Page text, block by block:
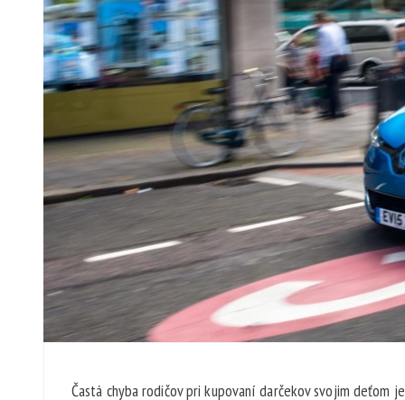
Častá chyba rodičov pri kupovaní darčekov svojim deťom